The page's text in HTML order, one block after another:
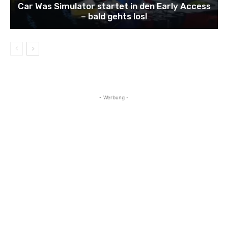
Car Was Simulator startet in den Early Access
– bald gehts los!
- Werbung -